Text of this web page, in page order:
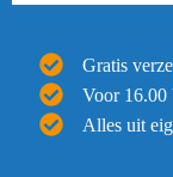
Gratis
Voor 16.00
Alles uit